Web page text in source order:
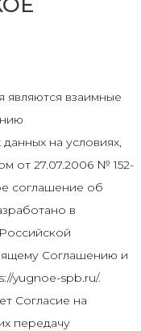
взаимные
на условиях,
от 27.07.2006 № 152-
соглашение об
в
Соглашению и
yugnoe-spb.ru/.
Согласие на
передачу